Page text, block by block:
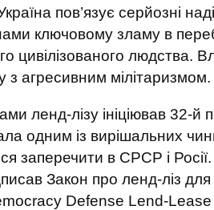
пов’язує серйозні
ключовому зламу в
цивілізованого людства.
з агресивним мілітаризмом.
ленд-лізу ініціював 32-
одним із вирішальних
заперечити в СРСР і
Закон про ленд-ліз для
Defense Lend-Lease